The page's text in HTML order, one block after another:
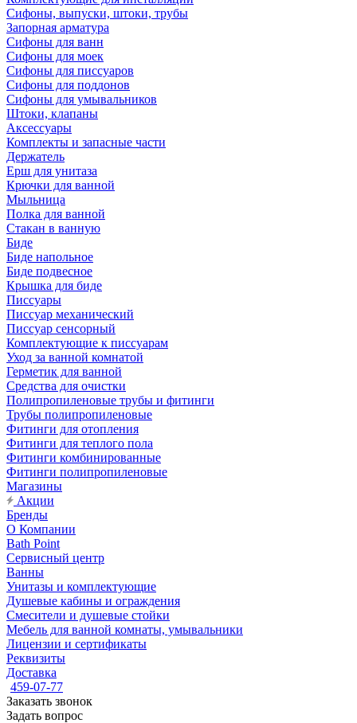
Сифоны, выпуски, штоки, трубы
Запорная арматура
Сифоны для ванн
Сифоны для моек
Сифоны для писсуаров
Сифоны для поддонов
Сифоны для умывальников
Штоки, клапаны
Аксессуары
Комплекты и запасные части
Держатель
Ерш для унитаза
Крючки для ванной
Мыльница
Полка для ванной
Стакан в ванную
Биде
Биде напольное
Биде подвесное
Крышка для биде
Писсуары
Писсуар механический
Писсуар сенсорный
Комплектующие к писсуарам
Уход за ванной комнатой
Герметик для ванной
Средства для очистки
Полипропиленовые трубы и фитинги
Трубы полипропиленовые
Фитинги для отопления
Фитинги для теплого пола
Фитинги комбинированные
Фитинги полипропиленовые
Магазины
Акции
Бренды
О Компании
Bath Point
Сервисный центр
Ванны
Унитазы и комплектующие
Душевые кабины и ограждения
Смесители и душевые стойки
Мебель для ванной комнаты, умывальники
Лицензии и сертификаты
Реквизиты
Доставка
459-07-77
Заказать звонок
Задать вопрос